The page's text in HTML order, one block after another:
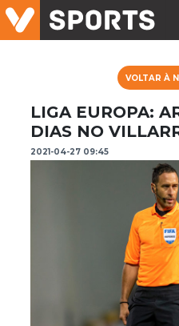
VOLTAR À
LIGA EUROPA:
DIAS NO
2021-04-27 09:45